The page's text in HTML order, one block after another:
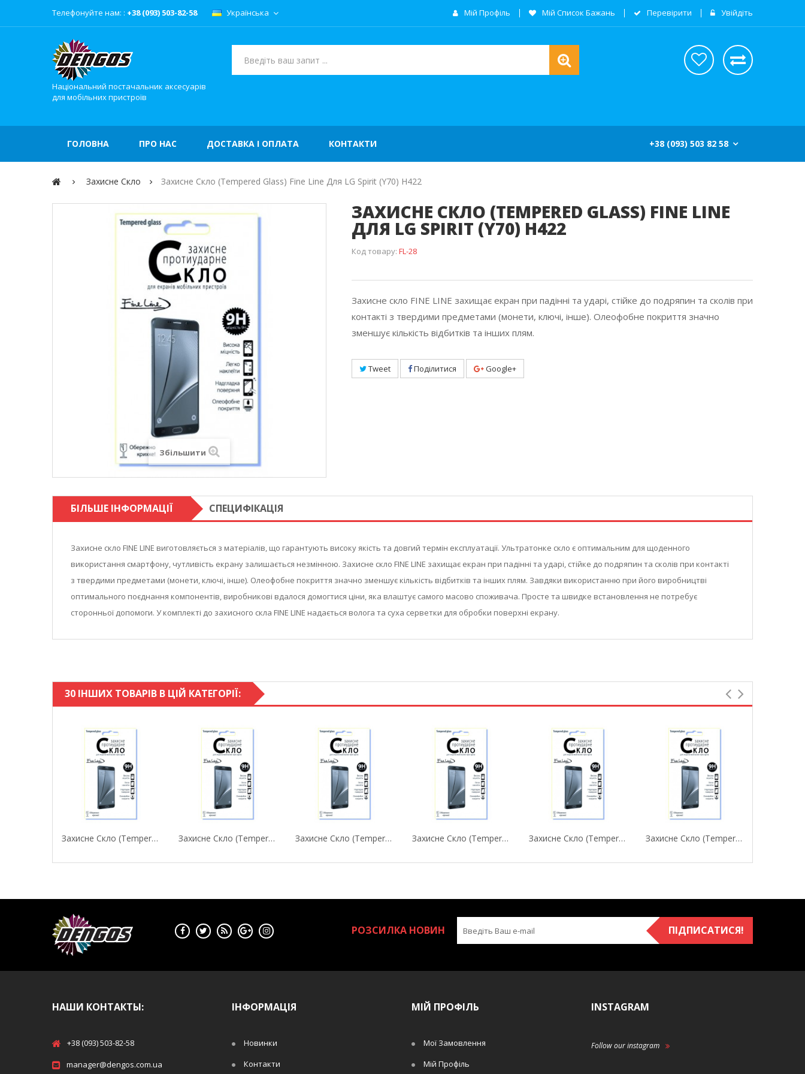
Телефонуйте нам: : +38 (093) 503-82-58 Мій Профіль Мій Список Бажань Перевірити Увійдіть
Українська
Національний постачальник аксесуарів
для мобільних пристроїв
ГОЛОВНА ПРО НАС ДОСТАВКА І ОПЛАТА КОНТАКТИ +38 (093) 503 82 58
Захисне Скло Захисне Скло (Tempered Glass) Fine Line Для LG Spirit (Y70) H422
Збільшити
ЗАХИСНЕ СКЛО (TEMPERED GLASS) FINE LINE
ДЛЯ LG SPIRIT (Y70) H422
Код товару: FL-28
Захисне скло FINE LINE захищає екран при падінні та ударі, стійке до подряпин та сколів при
контакті з твердими предметами (монети, ключі, інше). Олеофобне покриття значно
зменшує кількість відбитків та інших плям.
Tweet Поділитися Google+
БІЛЬШЕ ІНФОРМАЦІЇ СПЕЦИФІКАЦІЯ
Захисне скло FINE LINE виготовляється з матеріалів, що гарантують високу якість та довгий термін експлуатації. Ультратонке скло є оптимальним для щоденного
використання смартфону, чутливість екрану залишається незмінною. Захисне скло FINE LINE захищає екран при падінні та ударі, стійке до подряпин та сколів при контакті
з твердими предметами (монети, ключі, інше). Олеофобне покриття значно зменшує кількість відбитків та інших плям. Завдяки використанню при його виробництві
оптимального поєднання компонентів, виробникові вдалося домогтися ціни, яка влаштує самого масово споживача. Просте та швидке встановлення не потребує
сторонньої допомоги. У комплекті до захисного скла FINE LINE надається волога та суха серветки для обробки поверхні екрану.
30 ІНШИХ ТОВАРІВ В ЦІЙ КАТЕГОРІЇ:
Захисне Скло (Tempered Glass) Fine Line Для... Захисне Скло (Tempered Glass) Fine Line Для... Захисне Скло (Tempered Glass) Fine Line Для... Захисне Скло (Tempered Glass) Fine Line Для... Захисне Скло (Tempered Glass) Fine Line Для... Захисне Скло (Tempered Glass) Fine Line Для...
РОЗСИЛКА НОВИН ПІДПИСАТИСЯ!
НАШИ КОНТАКТЫ:
+38 (093) 503-82-58
manager@dengos.com.ua
ІНФОРМАЦІЯ
Новинки
Контакти
МІЙ ПРОФІЛЬ
Мої Замовлення
Мій Профіль
INSTAGRAM
Follow our instagram